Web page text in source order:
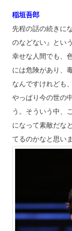
稲垣吾郎
先程の話の続きに
のなどない』とい
幸せな人間でも、
には危険があり、
なんですけれども
やっぱり今の世の
う。そういう中、
になって素敵だな
てるのかなと思いま